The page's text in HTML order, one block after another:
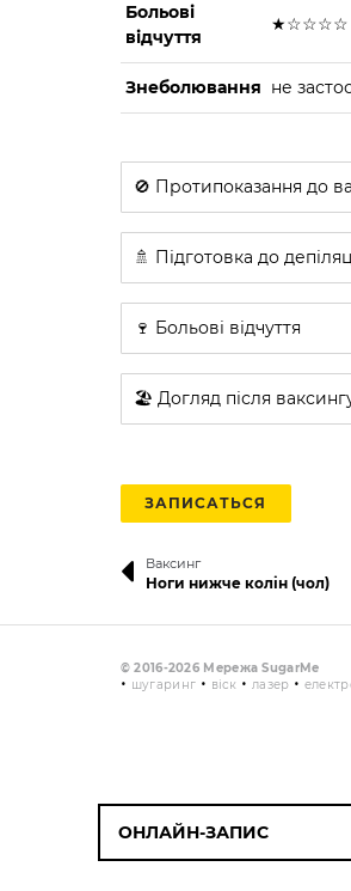
Больові
відчуття
★☆☆☆☆
Знеболювання не
🚫 Протипоказання до
🚿 Підготовка до
🍷 Больові відчуття
🏖️ Догляд після
ЗАПИСАТЬСЯ
Ваксинг
Ноги нижче колін (чол)
© 2016-2026 Мережа SugarMe
• шугаринг • віск • лазер •
ОНЛАЙН-ЗАПИС